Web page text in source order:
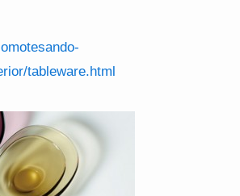
tableware.html